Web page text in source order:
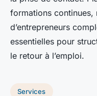
formations continues,
d’entrepreneurs
essentielles pour
le retour à l’emploi.
Services